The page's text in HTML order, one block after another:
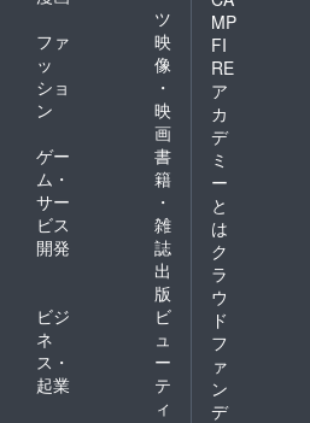
ツ
ファ
ッ
ショ
ン
映
像
・
映
画
ゲー
ム・
サー
ビス
開発
書
籍
・
雑
誌
出
版
ビジ
ネ
ス・
起業
ビ
ュ
ー
テ
ィ
MP
FI
RE
ア
カ
デ
ミ
ー
と
は
ク
ラ
ウ
ド
フ
ァ
ン
デ